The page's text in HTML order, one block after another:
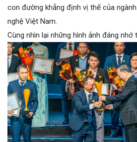
con đường khẳng định vị thế của
nghệ Việt Nam.
Cùng nhìn lại những hình ảnh đáng nhớ